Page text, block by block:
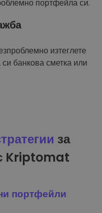
портфейла си.
изтеглете
банкова сметка или
за
Kriptomat
портфейли